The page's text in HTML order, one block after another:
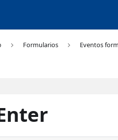
Formularios Eventos